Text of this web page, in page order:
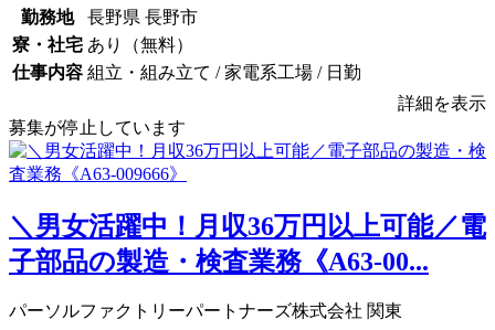
勤務地
長野県 長野市
寮・社宅 あり（無料）
仕事内容 組立・組み立て / 家電系工場 / 日勤
詳細を表示
募集が停止しています
＼男女活躍中！月収36万円以上可能／電
子部品の製造・検査業務《A63-00...
パーソルファクトリーパートナーズ株式会社 関東